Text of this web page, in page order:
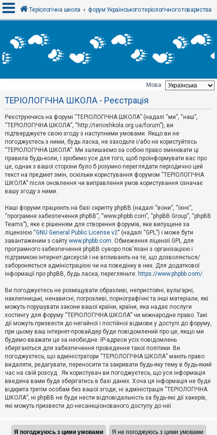
х
і
Т
е
м
и
б
е
з
в
і
д
п
о
в
і
д
й
А
к
т
и
в
н
і
м
и
П
о
ш
у
Д
о
п
о
м
Теріологічна школа форум Українського теріологічного товариства
Мова:
ТЕРІОЛОГІЧНА ШКОЛА - Реєстрація
Реєструючись на форумі “ТЕРІОЛОГІЧНА ШКОЛА” (надалі “ми”, “наш”,
“ТЕРІОЛОГІЧНА ШКОЛА”, “http://terioshkola.org.ua/forum”), ви
підтверджуєте свою згоду з наступними умовами. Якщо ви не
погоджуєтесь з ними, будь ласка, не заходьте і/або не користуйтесь
“ТЕРІОЛОГІЧНА ШКОЛА”. Ми залишаємо за собою право змінювати ці
правила будь-коли, і зробимо усе для того, щоб проінформувати вас про
це, однак з вашої сторони було б розумно переглядати періодично цей
текст на предмет змін, оскільки користування форумом “ТЕРІОЛОГІЧНА
ШКОЛА” після оновлення чи виправлення умов користування означає
вашу згоду з ними.
Наші форуми працюють на базі скрипту phpBB (надалі “вони”, “їхнє”,
“програмне забезпечення phpBB”, “www.phpbb.com”, “phpBB Group”, “phpBB
Teams”), яке є рішенням для створення форумів, яке випущене за
ліцензією “GNU General Public License v2” (надалі “GPL”) і може бути
завантаженим з сайту www.phpbb.com. Обмеження ліцензії GPL для
програмного забезпечення phpBB суворо пов'язані з організацією і
підтримкою інтернет-дискусій і не впливають на те, що дозволяється/
забороняється адміністрацією чи на поведінку в них. Для додаткової
інформації про phpBB, будь ласка, перегляньте: https://www.phpbb.com/.
Ви погоджуєтесь не розміщувати образливі, непристойні, вульгарні,
наклепницькі, ненависні, погрозливі, порнографічні та інші матеріали, які
можуть порушувати закони вашої країни, країни, яка надає послуги
хостингу для форуму “ТЕРІОЛОГІЧНА ШКОЛА” чи міжнародне право. Такі
дії можуть призвести до негайної і постійної відмови у доступі до форуму,
при цьому ваш інтернет-провайдер буде повідомлений про це, якщо ми
будемо вважати це за необхідне. IP-адреси усіх повідомлень
зберігаються для забезпечення проведення такої політики. Ви
погоджуєтесь, що адміністратори “ТЕРІОЛОГІЧНА ШКОЛА” мають право
видаляти, редагувати, переносити та закривати будь-яку тему в будь-який
час на свій розсуд . Як користувач ви погоджуєтесь, що уся інформація
введена вами буде зберігатись в базі даних. Хоча ця інформація не буде
відкрита третім особам без вашої згоди, ні адміністрація “ТЕРІОЛОГІЧНА
ШКОЛА”, ні phpBB не буде нести відповідальність за будь-які дії хакерів,
які можуть призвести до несанкціонованого доступу до неї.